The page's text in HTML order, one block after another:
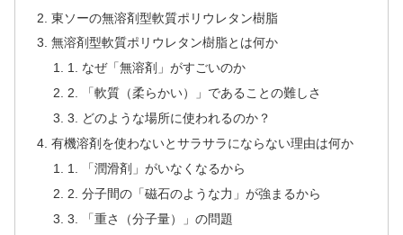
東ソーの無溶剤型軟質ポリウレタン樹脂
無溶剤型軟質ポリウレタン樹脂とは何か
1. なぜ「無溶剤」がすごいのか
2. 「軟質（柔らかい）」であることの難しさ
3. どのような場所に使われるのか？
有機溶剤を使わないとサラサラにならない理由は何か
1. 「潤滑剤」がいなくなるから
2. 分子間の「磁石のような力」が強まるから
3. 「重さ（分子量）」の問題